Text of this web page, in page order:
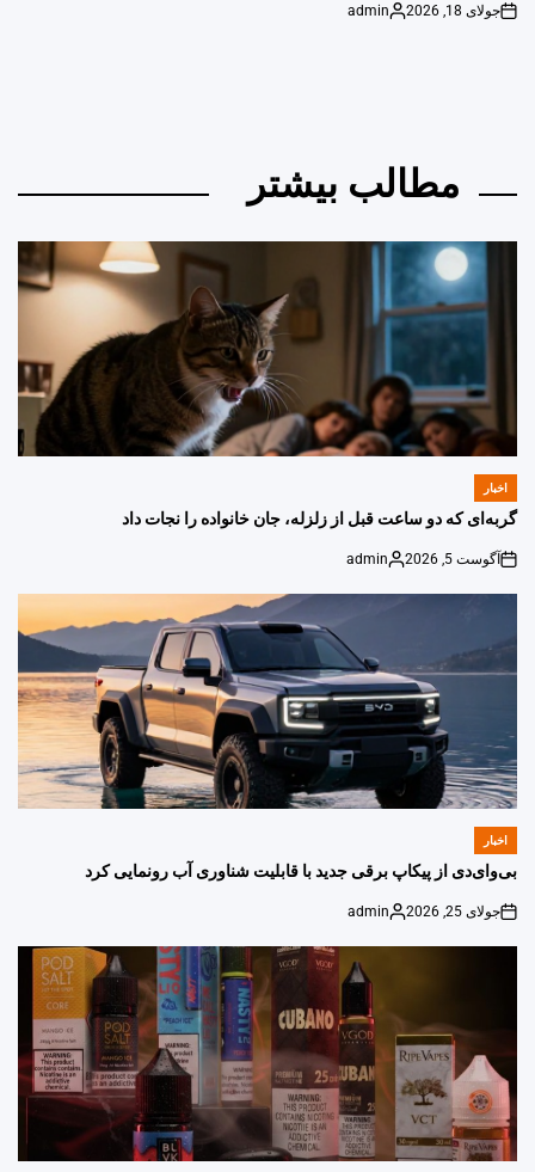
on
جولای 18, 2026
Posted
admin
مطالب بیشتر
POSTED
IN
اخبار
گربه‌ای که دو ساعت قبل از زلزله، جان خانواده را نجات داد
on
آگوست 5, 2026
Posted
by
admin
POSTED
اخبار
بی‌وای‌دی از پیکاپ برقی جدید با قابلیت شناوری آب رونمایی کرد
on
جولای 25, 2026
Posted
by
admin